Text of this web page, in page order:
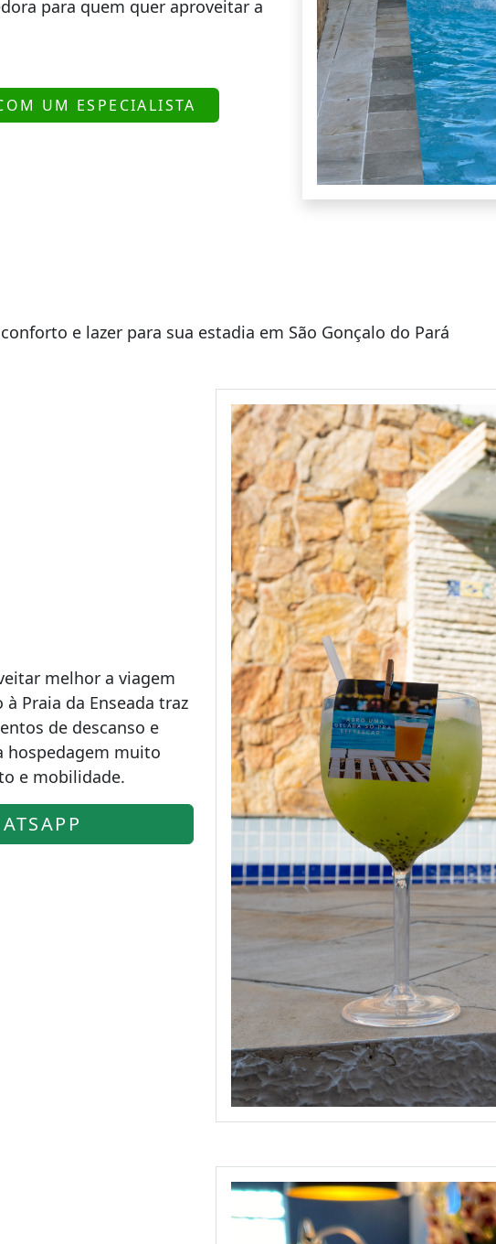
para quem quer aproveitar a
UM ESPECIALISTA
e lazer para sua estadia em São Gonçalo do Pará
melhor a viagem
Praia da Enseada traz
de descanso e
hospedagem muito
e mobilidade.